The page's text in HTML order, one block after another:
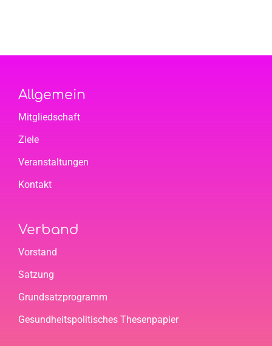
Allgemein
Mitgliedschaft
Ziele
Veranstaltungen
Kontakt
Verband
Vorstand
Satzung
Grundsatzprogramm
Gesundheitspolitisches Thesenpapier